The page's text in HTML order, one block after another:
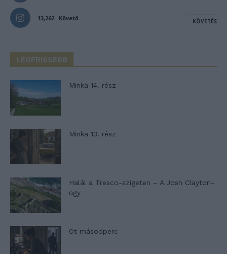
13,262 Követő KÖVETÉS
LEGFRISSEBB
Minka 14. rész
Minka 13. rész
Halál a Tresco-szigeten – A Josh Clayton-
ügy
Öt másodperc